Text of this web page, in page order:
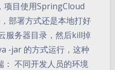
项目使用SpringCloud
部署方式还是本地打好
服务器目录，然后kill掉
-jar 的方式运行，这种
： 不同开发人员的环境